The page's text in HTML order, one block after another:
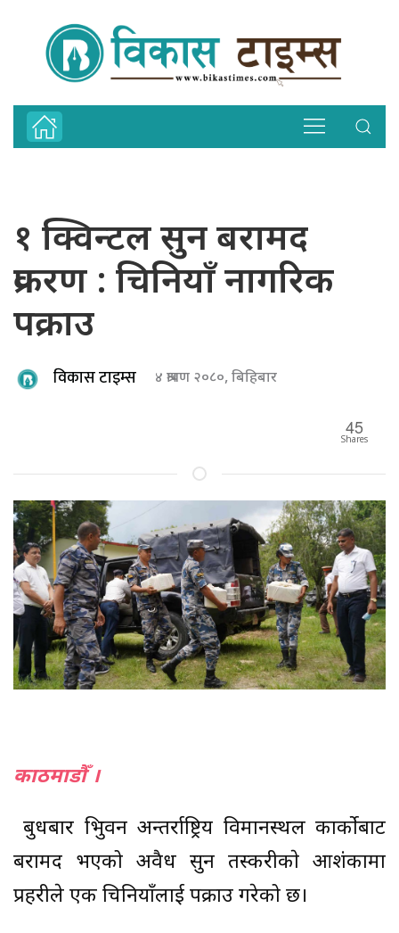
१ क्विन्टल सुन बरामद
प्रकरण : चिनियाँ नागरिक
पक्राउ
विकास टाइम्स ४ श्रावण २०८०, बिहिबार
45
Shares
काठमाडौँ ।
बुधबार त्रिभुवन अन्तर्राष्ट्रिय विमानस्थल कार्कोबाट
बरामद भएको अवैध सुन तस्करीकाे आशंकामा
प्रहरीले एक चिनियाँलाई पक्राउ गरेको छ।